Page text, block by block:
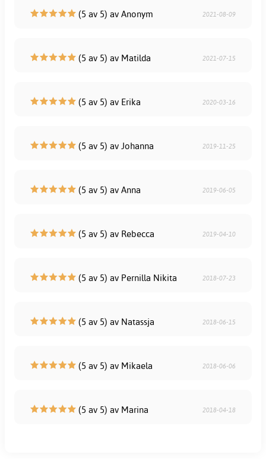
(5 av 5) av Anonym 2021-08-09
(5 av 5) av Matilda 2021-07-15
(5 av 5) av Erika 2020-03-16
(5 av 5) av Johanna 2019-11-25
(5 av 5) av Anna 2019-06-05
(5 av 5) av Rebecca 2019-04-10
(5 av 5) av Pernilla Nikita 2018-07-23
(5 av 5) av Natassja 2018-06-15
(5 av 5) av Mikaela 2018-06-06
(5 av 5) av Marina 2018-04-18